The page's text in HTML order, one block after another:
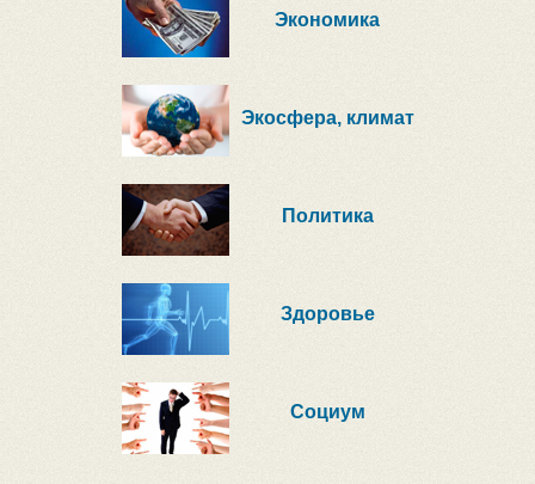
Экономика
Экосфера, климат
Политика
Здоровье
Социум